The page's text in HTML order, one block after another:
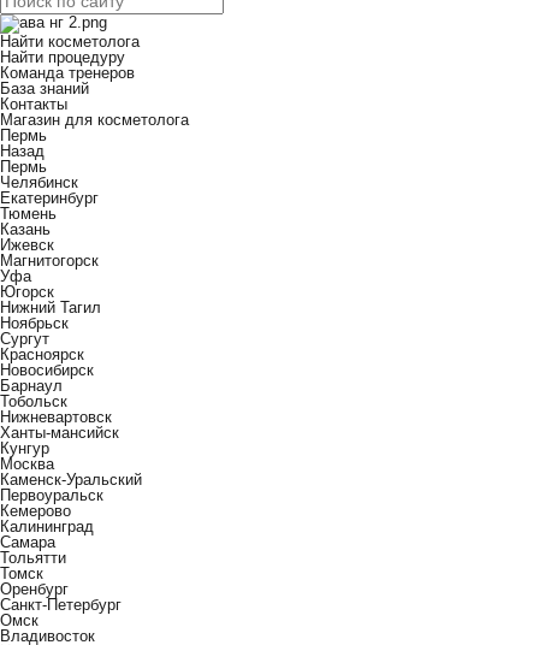
Найти косметолога
Найти процедуру
Команда тренеров
База знаний
Контакты
Магазин для косметолога
Пермь
Назад
Пермь
Челябинск
Екатеринбург
Тюмень
Казань
Ижевск
Магнитогорск
Уфа
Югорск
Нижний Тагил
Ноябрьск
Сургут
Красноярск
Новосибирск
Барнаул
Тобольск
Нижневартовск
Ханты-мансийск
Кунгур
Москва
Каменск-Уральский
Первоуральск
Кемерово
Калининград
Самара
Тольятти
Томск
Оренбург
Санкт-Петербург
Омск
Владивосток